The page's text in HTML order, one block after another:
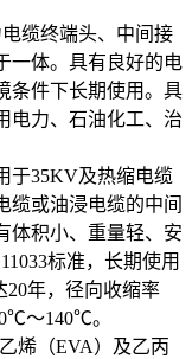
缆终端头、中间接
一体。具有良好的电
条件下长期使用。具
电力、石油化工、治
于35KV及热缩电缆
缆或油浸电缆的中间
体积小、重量轻、安
标准，长期使用
年，径向收缩率
～140℃。
烯（EVA）及乙丙